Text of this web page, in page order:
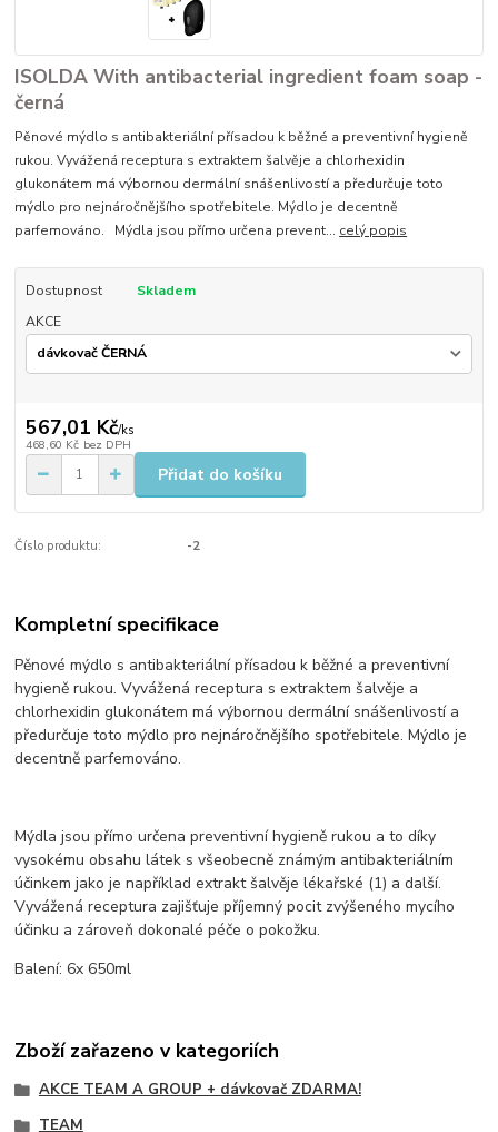
ISOLDA With antibacterial ingredient foam soap -
černá
​Pěnové mýdlo s antibakteriální přísadou k běžné a preventivní hygieně
rukou. Vyvážená receptura s extraktem šalvěje a chlorhexidin
glukonátem má výbornou dermální snášenlivostí a předurčuje toto
mýdlo pro nejnáročnějšího spotřebitele. Mýdlo je decentně
parfemováno. Mýdla jsou přímo určena prevent... celý popis
Dostupnost
Skladem
AKCE
567,01 Kč/ks
468,60 Kč bez DPH
Přidat do košíku
Číslo produktu: -2
Kompletní specifikace
​Pěnové mýdlo s antibakteriální přísadou k běžné a preventivní
hygieně rukou. Vyvážená receptura s extraktem šalvěje a
chlorhexidin glukonátem má výbornou dermální snášenlivostí a
předurčuje toto mýdlo pro nejnáročnějšího spotřebitele. Mýdlo je
decentně parfemováno.
Mýdla jsou přímo určena preventivní hygieně rukou a to díky
vysokému obsahu látek s všeobecně známým antibakteriálním
účinkem jako je například extrakt šalvěje lékařské (1) a další.
Vyvážená receptura zajišťuje příjemný pocit zvýšeného mycího
účinku a zároveň dokonalé péče o pokožku.
Balení: 6x 650ml
Zboží zařazeno v kategoriích
AKCE TEAM A GROUP + dávkovač ZDARMA!
TEAM